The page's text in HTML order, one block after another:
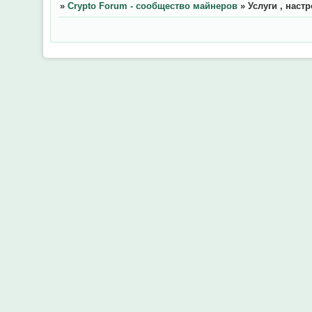
» Crypto Forum - сообщество майнеров » Услуги ,